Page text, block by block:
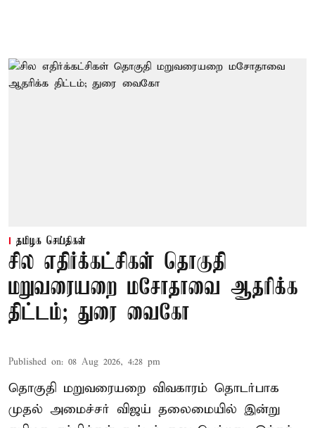
தமிழக செய்திகள்
சில எதிர்க்கட்சிகள் தொகுதி
மறுவரையறை மசோதாவை ஆதரிக்க
திட்டம்; துரை வைகோ
Published on: 08 Aug 2026, 4:28 pm
தொகுதி மறுவரையறை விவகாரம் தொடர்பாக
முதல் அமைச்சர் விஜய் தலைமையில் இன்று